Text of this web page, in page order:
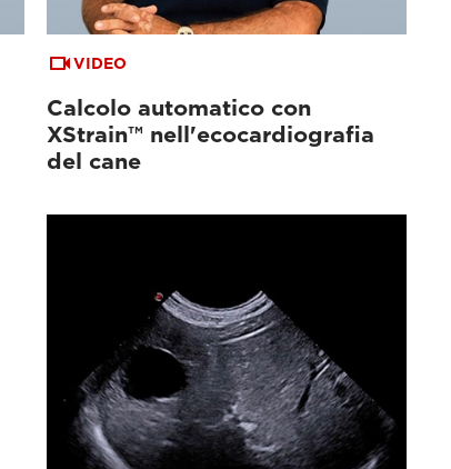
VIDEO
Calcolo automatico con
XStrain™ nell'ecocardiografia
del cane